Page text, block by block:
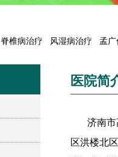
脊椎病治疗 风湿病治疗 孟广
济南市高
区洪楼北
医院简